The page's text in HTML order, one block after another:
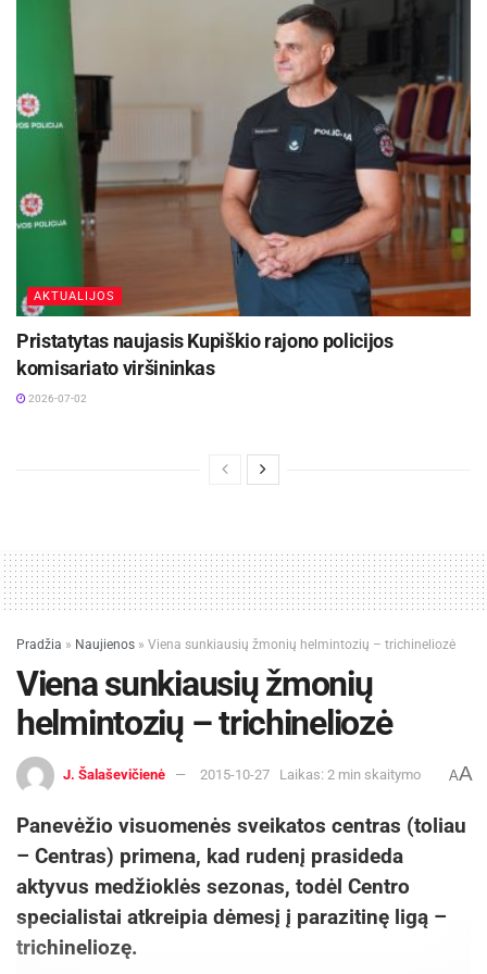
AKTUALIJOS
Pristatytas naujasis Kupiškio rajono policijos
komisariato viršininkas
2026-07-02
Pradžia » Naujienos » Viena sunkiausių žmonių helmintozių – trichineliozė
Viena sunkiausių žmonių
helmintozių – trichineliozė
J. Šalaševičienė 2015-10-27 Laikas: 2 min skaitymo AA
Panevėžio visuomenės sveikatos centras (toliau
– Centras) primena, kad rudenį prasideda
aktyvus medžioklės sezonas, todėl Centro
specialistai atkreipia dėmesį į parazitinę ligą –
trichineliozę.